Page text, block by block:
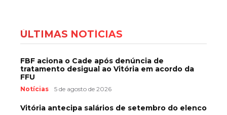
ÚLTIMAS NOTÍCIAS
FBF aciona o Cade após denúncia de
tratamento desigual ao Vitória em acordo da
FFU
Notícias 5 de agosto de 2026
Vitória antecipa salários de setembro do elenco